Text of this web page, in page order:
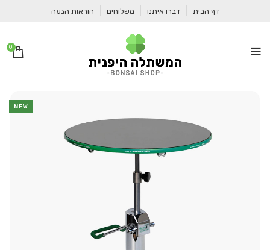
דף הבית דברו איתנו משלוחים הוראות הגעה
0
NEW